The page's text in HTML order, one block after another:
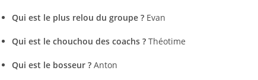
Qui est le plus relou du groupe ? Evan
Qui est le chouchou des coachs ? Théotime
Qui est le bosseur ? Anton